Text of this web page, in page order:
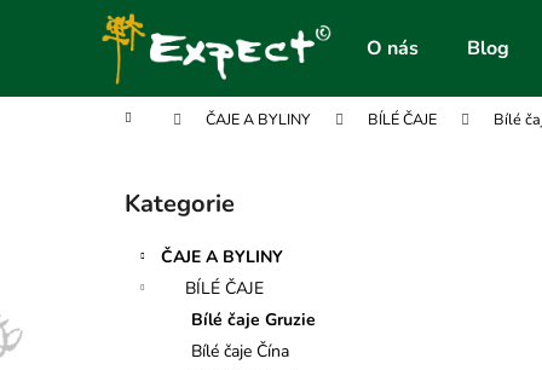
O nás Blog
Domů ČAJE A BYLINY BÍLÉ ČAJE Bílé
Přeskočit
kategorie
Kategorie
ČAJE A BYLINY
BÍLÉ ČAJE
Bílé čaje Gruzie
Bílé čaje Čína
í
Zpět
do
Zpět
do